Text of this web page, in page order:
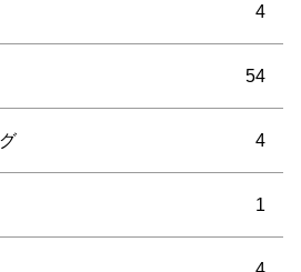
4
54
4
1